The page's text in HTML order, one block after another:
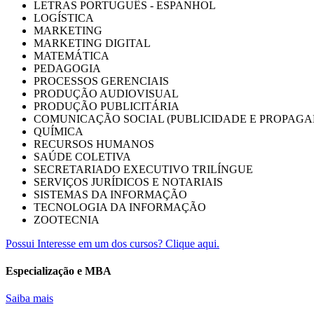
LETRAS PORTUGUÊS - ESPANHOL
LOGÍSTICA
MARKETING
MARKETING DIGITAL
MATEMÁTICA
PEDAGOGIA
PROCESSOS GERENCIAIS
PRODUÇÃO AUDIOVISUAL
PRODUÇÃO PUBLICITÁRIA
COMUNICAÇÃO SOCIAL (PUBLICIDADE E
QUÍMICA
RECURSOS HUMANOS
SAÚDE COLETIVA
SECRETARIADO EXECUTIVO TRILÍNGUE
SERVIÇOS JURÍDICOS E NOTARIAIS
SISTEMAS DA INFORMAÇÃO
TECNOLOGIA DA INFORMAÇÃO
ZOOTECNIA
Possui Interesse em um dos cursos? Clique aqui.
Especialização e MBA
Saiba mais